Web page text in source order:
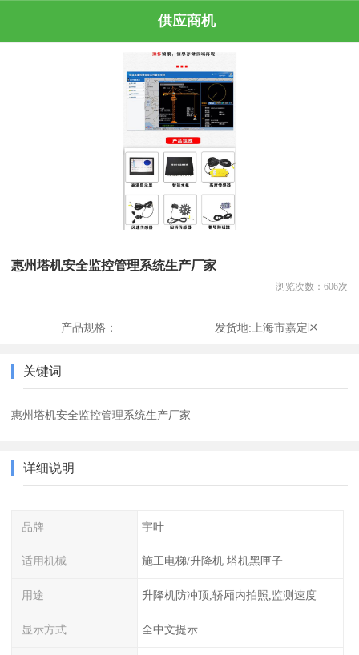
供应商机
惠州塔机安全监控管理系统生产厂家
浏览次数： 606次
产品规格： 发货地:上海市嘉定区
关键词
惠州塔机安全监控管理系统生产厂家
详细说明
品牌 宇叶
适用机械 施工电梯/升降机 塔机黑匣子
用途 升降机防冲顶,轿厢内拍照,监测速度
显示方式 全中文提示